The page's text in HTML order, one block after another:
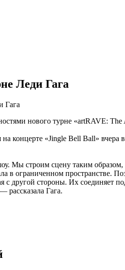
Леди Гага
нового турне «artRAVE:
концерте «Jingle Bell Ball»
Мы строим сцену таким
в ограниченном пространстве.
с другой стороны. Их соединяет
рассказала Гага.